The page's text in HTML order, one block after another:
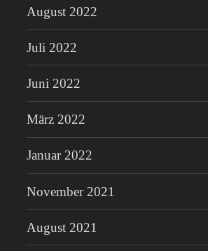
August 2022
Juli 2022
Juni 2022
März 2022
Januar 2022
November 2021
August 2021